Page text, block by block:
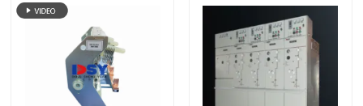
Διακόπτης φορτίου κενού
Διακόπτης υψηλής τάσης